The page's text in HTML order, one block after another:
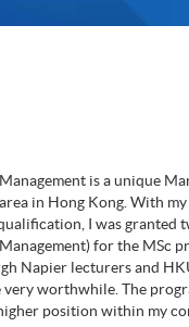
is a unique
in Hong Kong. With
I was granted
for the MSc
Napier lecturers and
worthwhile. The
position within my